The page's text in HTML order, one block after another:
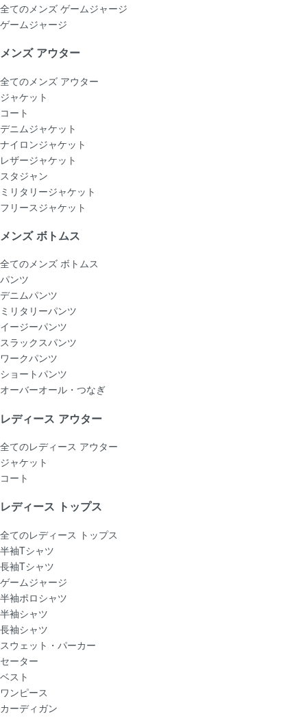
全てのメンズ ゲームジャージ
ゲームジャージ
メンズ アウター
全てのメンズ アウター
ジャケット
コート
デニムジャケット
ナイロンジャケット
レザージャケット
スタジャン
ミリタリージャケット
フリースジャケット
メンズ ボトムス
全てのメンズ ボトムス
パンツ
デニムパンツ
ミリタリーパンツ
イージーパンツ
スラックスパンツ
ワークパンツ
ショートパンツ
オーバーオール・つなぎ
レディース アウター
全てのレディース アウター
ジャケット
コート
レディース トップス
全てのレディース トップス
半袖Tシャツ
長袖Tシャツ
ゲームジャージ
半袖ポロシャツ
半袖シャツ
長袖シャツ
スウェット・パーカー
セーター
ベスト
ワンピース
カーディガン